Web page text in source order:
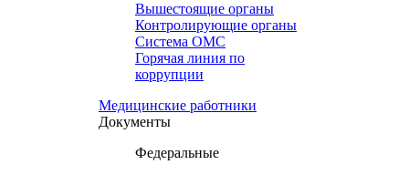
Вышестоящие органы
Контролирующие органы
Система ОМС
Горячая линия по
коррупции
Медицинские работники
Документы
Федеральные